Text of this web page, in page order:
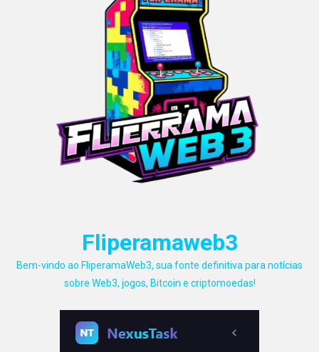
Fliperamaweb3
Bem-vindo ao FliperamaWeb3, sua fonte definitiva para notícias
sobre Web3, jogos, Bitcoin e criptomoedas!